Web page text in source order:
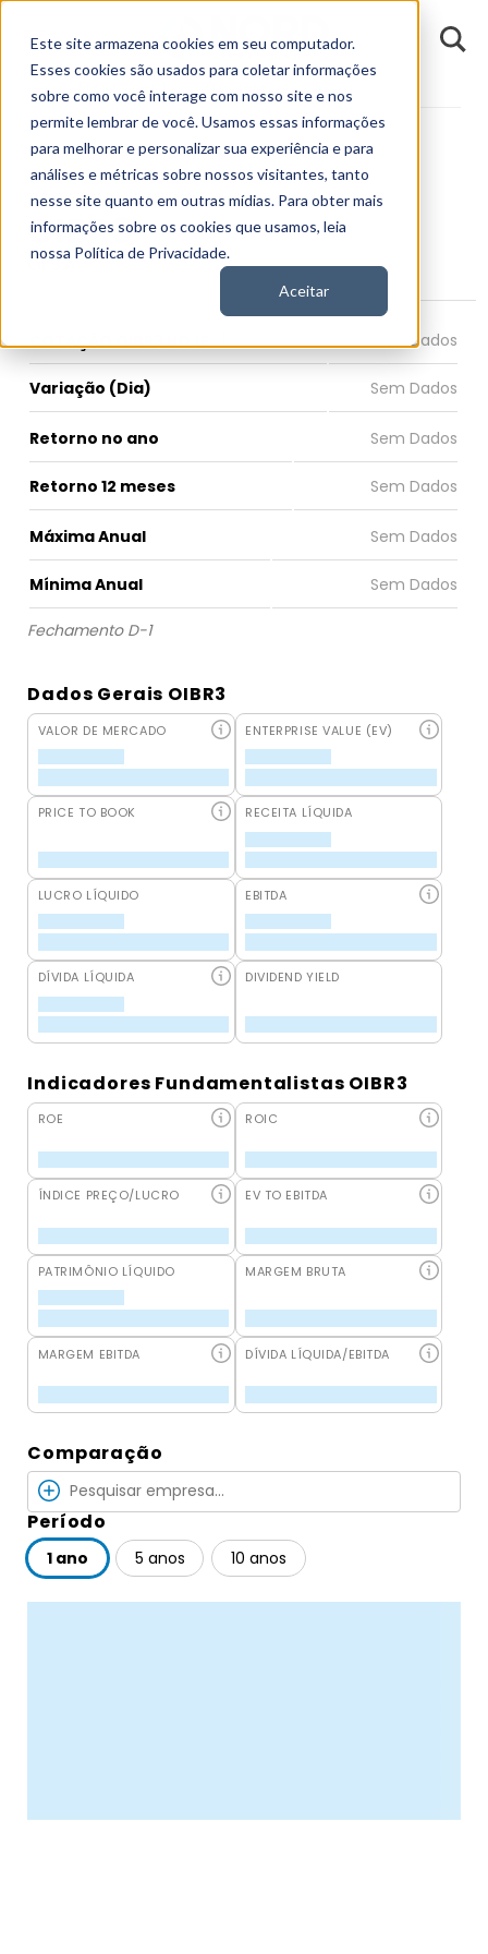
Este site armazena cookies em seu computador.
Esses cookies são usados para coletar informações
sobre como você interage com nosso site e nos
permite lembrar de você. Usamos essas informações
para melhorar e personalizar sua experiência e para
análises e métricas sobre nossos visitantes, tanto
nesse site quanto em outras mídias. Para obter mais
informações sobre os cookies que usamos, leia
nossa Política de Privacidade.
Aceitar
Fundamentos OIBR3
OIBR3
Oi S.A.
COTAÇÃO OIBR3 HOJE
Variação (Dia)
Retorno no ano
Retorno 12 meses
Máxima Anual
Mínima Anual
Fechamento D-1
Dados Gerais OIBR3
VALOR DE MERCADO ENTERPRISE VALUE (EV)
PRICE TO BOOK RECEITA LÍQUIDA
LUCRO LÍQUIDO EBITDA
DÍVIDA LÍQUIDA DIVIDEND YIELD
Indicadores Fundamentalistas OIBR3
ROE ROIC
ÍNDICE PREÇO/LUCRO EV TO EBITDA
PATRIMÔNIO LÍQUIDO MARGEM BRUTA
MARGEM EBITDA DÍVIDA LÍQUIDA/EBITDA
Comparação
Período
1 ano 5 anos 10 anos